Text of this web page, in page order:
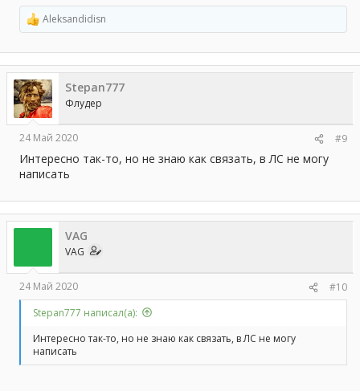
Р
е
а
к
ц
и
и
:
Aleksandidisn
Stepan777
Флудер
24 Май 2020 #9
Интересно так-то, но не знаю как связать, в ЛС не могу
написать
VAG
VAG
24 Май 2020
#10
Stepan777 написал(а):
Интересно так-то, но не знаю как связать, в ЛС не могу
написать